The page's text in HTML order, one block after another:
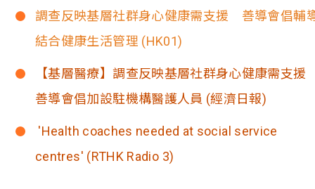
調查反映基層社群身心健康需支援 善導會倡輔
結合健康生活管理 (HK01)
【基層醫療】調查反映基層社群身心健康需支
善導會倡加設駐機構醫護人員 (經濟日報)
'Health coaches needed at social service
centres' (RTHK Radio 3)